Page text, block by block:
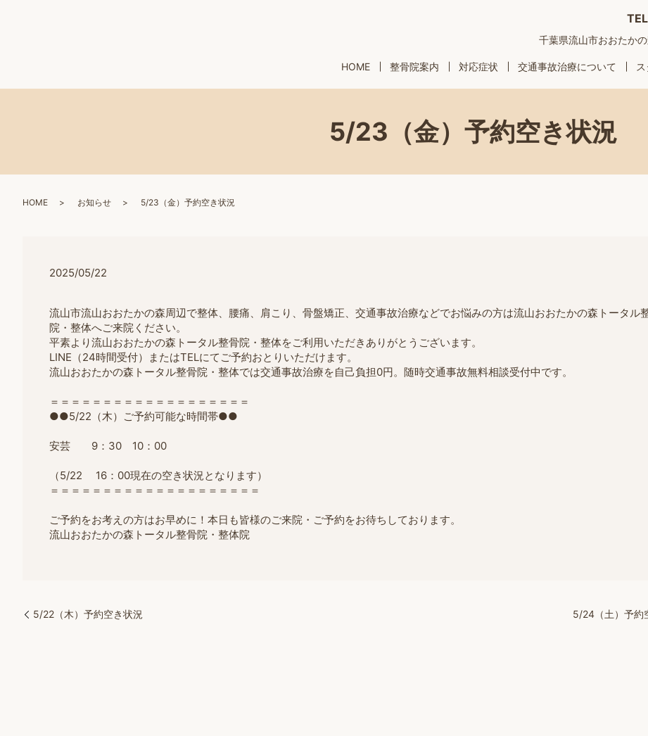
TEL
千葉県流山市おおたか
HOME 整骨院案内 対応症状 交通事故治療について
5/23（金）予約空き状況
HOME お知らせ 5/23（金）予約空き状況
2025/05/22
流山市流山おおたかの森周辺で整体、腰痛、肩こり、骨盤矯正、交通事故治療などでお悩みの方は流山おおたかの森トータル
院・整体へご来院ください。
平素より流山おおたかの森トータル整骨院・整体をご利用いただきありがとうございます。
LINE（24時間受付）またはTELにてご予約おとりいただけます。
流山おおたかの森トータル整骨院・整体では交通事故治療を自己負担0円。随時交通事故無料相談受付中です。
＝＝＝＝＝＝＝＝＝＝＝＝＝＝＝＝＝＝＝
●●5/22（木）ご予約可能な時間帯●●
安芸 9：30 10：00
（5/22 16：00現在の空き状況となります）
＝＝＝＝＝＝＝＝＝＝＝＝＝＝＝＝＝＝＝＝
ご予約をお考えの方はお早めに！本日も皆様のご来院・ご予約をお待ちしております。
流山おおたかの森トータル整骨院・整体院
5/22（木）予約空き状況 5/24（土）予約